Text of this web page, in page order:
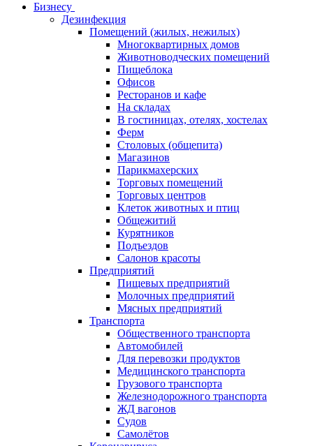
Бизнесу
Дезинфекция
Помещений (жилых, нежилых)
Многоквартирных домов
Животноводческих помещений
Пищеблока
Офисов
Ресторанов и кафе
На складах
В гостиницах, отелях, хостелах
Ферм
Столовых (общепита)
Магазинов
Парикмахерских
Торговых помещений
Торговых центров
Клеток животных и птиц
Общежитий
Курятников
Подъездов
Салонов красоты
Предприятий
Пищевых предприятий
Молочных предприятий
Мясных предприятий
Транспорта
Общественного транспорта
Автомобилей
Для перевозки продуктов
Медицинского транспорта
Грузового транспорта
Железнодорожного транспорта
ЖД вагонов
Судов
Самолётов